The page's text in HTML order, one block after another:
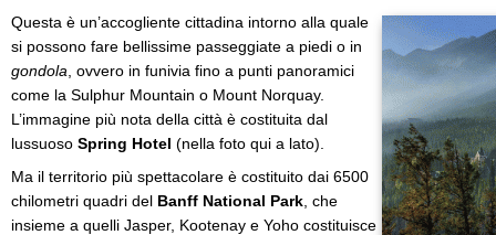
Questa è un’accogliente cittadina intorno alla quale
si possono fare bellissime passeggiate a piedi o in
gondola , ovvero in funivia fino a punti panoramici
come la Sulphur Mountain o Mount Norquay.
L’immagine più nota della città è costituita dal
lussuoso Spring Hotel (nella foto qui a lato).
Ma il territorio più spettacolare è costituito dai 6500
chilometri quadri del Banff National Park , che
insieme a quelli Jasper, Kootenay e Yoho costituisce